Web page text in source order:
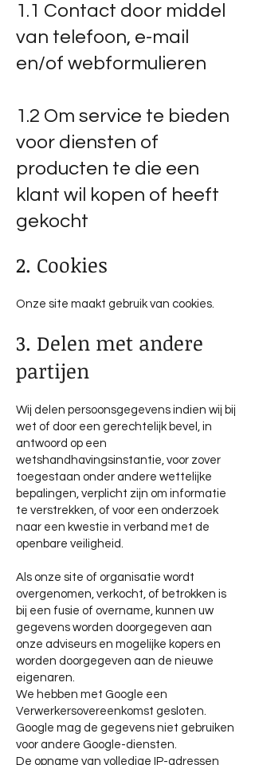
1.1 Contact door middel
van telefoon, e-mail
en/of webformulieren
1.2 Om service te bieden
voor diensten of
producten te die een
klant wil kopen of heeft
gekocht
2. Cookies
Onze site maakt gebruik van cookies.
3. Delen met andere
partijen
Wij delen persoonsgegevens indien wij bij
wet of door een gerechtelijk bevel, in
antwoord op een
wetshandhavingsinstantie, voor zover
toegestaan onder andere wettelijke
bepalingen, verplicht zijn om informatie
te verstrekken, of voor een onderzoek
naar een kwestie in verband met de
openbare veiligheid.
Als onze site of organisatie wordt
overgenomen, verkocht, of betrokken is
bij een fusie of overname, kunnen uw
gegevens worden doorgegeven aan
onze adviseurs en mogelijke kopers en
worden doorgegeven aan de nieuwe
eigenaren.
We hebben met Google een
Verwerkersovereenkomst gesloten.
Google mag de gegevens niet gebruiken
voor andere Google-diensten.
De opname van volledige IP-adressen